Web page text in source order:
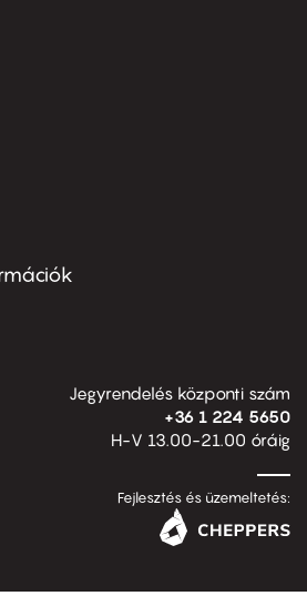
Jegyrendelés központi szám
+36 1 224 5650
H-V 13.00-21.00 óráig
Fejlesztés és üzemeltetés: